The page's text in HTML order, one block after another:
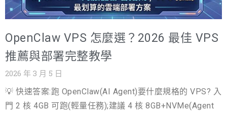
OpenClaw VPS 怎麼選？2026 最佳 VPS
推薦與部署完整教學
2026 年 3 月 5 日
💡 快速答案:跑 OpenClaw(AI Agent)要什麼規格的 VPS? 入
門 2 核 4GB 可跑(輕量任務);建議 4 核 8GB+NVMe(Agent